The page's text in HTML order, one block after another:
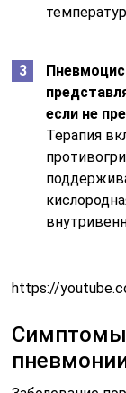
если не
Терапия
https://
Симптомы